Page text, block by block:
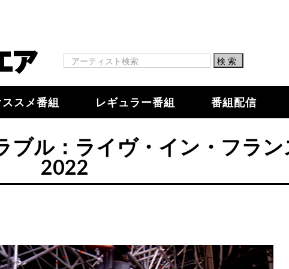
ススメ番組 レギュラー番組 番組配信
ブル：ライヴ・イン・フラン
2022